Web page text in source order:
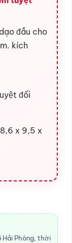
đầu cho
kích
đối
x 9,5 x
Phòng, thời